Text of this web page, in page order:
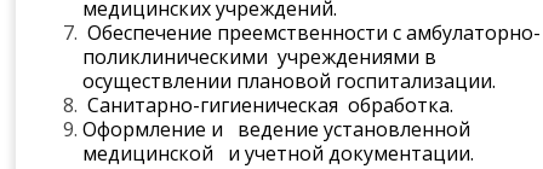
медицинских учреждений.
Обеспечение преемственности с амбулаторно-
поликлиническими учреждениями в
осуществлении плановой госпитализации.
Санитарно-гигиеническая обработка.
Оформление и ведение установленной
медицинской и учетной документации.